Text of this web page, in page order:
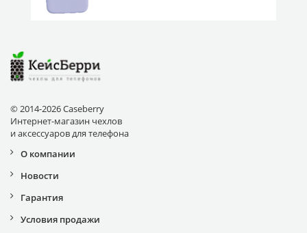
© 2014-2026 Caseberry
Интернет-магазин чехлов
и аксессуаров для телефона
О компании
Новости
Гарантия
Условия продажи